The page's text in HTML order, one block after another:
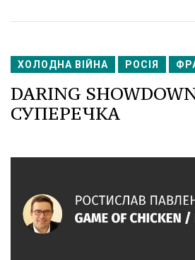
ХОЛОДНА ВІЙНА РОСІЯ
DARING
СУПЕРЕЧКА